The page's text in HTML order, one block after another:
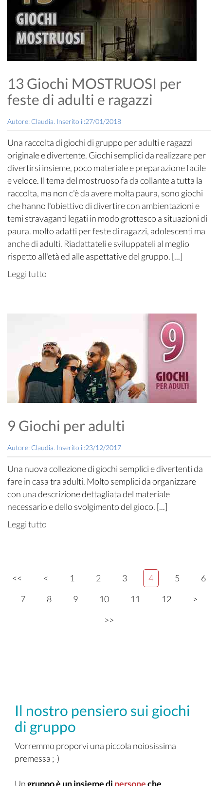
13 Giochi MOSTRUOSI per
feste di adulti e ragazzi
Autore: Claudia. Inserito il:27/01/2018
Una raccolta di giochi di gruppo per adulti e ragazzi
originale e divertente. Giochi semplici da realizzare per
divertirsi insieme, poco materiale e preparazione facile
e veloce. Il tema del mostruoso fa da collante a tutta la
raccolta, ma non c'è da avere molta paura, sono giochi
che hanno l'obiettivo di divertire con ambientazioni e
temi stravaganti legati in modo grottesco a situazioni di
paura. molto adatti per feste di ragazzi, adolescenti ma
anche di adulti. Riadattateli e sviluppateli al meglio
rispetto all'età ed alle aspettative del gruppo. [...]
Leggi tutto
9 Giochi per adulti
Autore: Claudia. Inserito il:23/12/2017
Una nuova collezione di giochi semplici e divertenti da
fare in casa tra adulti. Molto semplici da organizzare
con una descrizione dettagliata del materiale
necessario e dello svolgimento del gioco. [...]
Leggi tutto
<< < 1 2 3 4 5
6
7
8 9 10 11 12
>
>>
Il nostro pensiero sui giochi
di gruppo
Vorremmo proporvi una piccola noiosissima
premessa ;-)
Ungruppo è un insieme di personeche